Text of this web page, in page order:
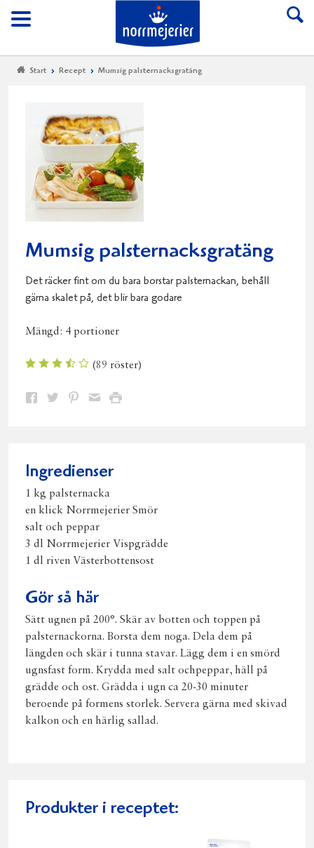
Meny
Till Norrmejerier
Start Recept Mumsig palsternacksgratäng
Mumsig palsternacksgratäng
Det räcker fint om du bara borstar palsternackan, behåll
gärna skalet på, det blir bara godare
Mängd: 4 portioner
(89 röster)
Dela Dela Dela DelaSkriv
Ingredienser
1 kg palsternacka
en klick Norrmejerier Smör
salt och peppar
3 dl Norrmejerier Vispgrädde
1 dl riven Västerbottensost
Gör så här
Sätt ugnen på 200°. Skär av botten och toppen på
palsternackorna. Borsta dem noga. Dela dem på
längden och skär i tunna stavar. Lägg dem i en smörd
ugnsfast form. Krydda med salt ochpeppar, häll på
grädde och ost. Grädda i ugn ca 20-30 minuter
beroende på formens storlek. Servera gärna med skivad
kalkon och en härlig sallad.
Produkter i receptet: